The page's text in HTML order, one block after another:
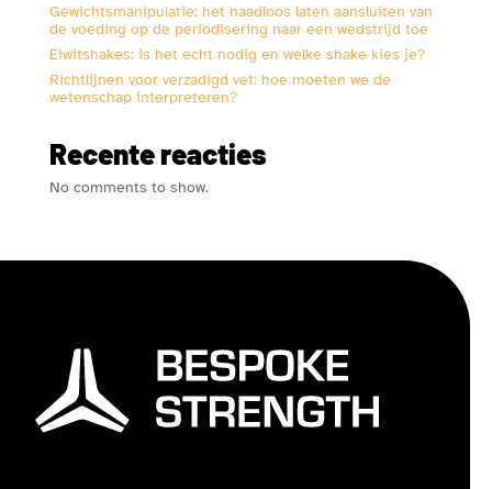
Gewichtsmanipulatie: het naadloos laten aansluiten van
de voeding op de periodisering naar een wedstrijd toe
Eiwitshakes: is het echt nodig en welke shake kies je?
Richtlijnen voor verzadigd vet: hoe moeten we de
wetenschap interpreteren?
Recente reacties
No comments to show.